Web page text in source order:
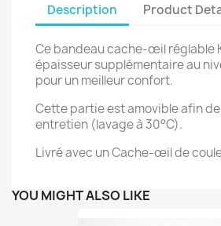
Description Product
Ce bandeau cache-œil réglable
épaisseur supplémentaire au
pour un meilleur confort.
Cette partie est amovible afin
entretien (lavage à 30°C).
Livré avec un Cache-œil de
YOU MIGHT ALSO LIKE